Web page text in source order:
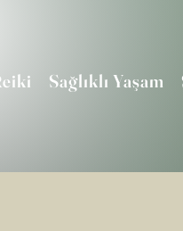
Sağlıklı Yaşam